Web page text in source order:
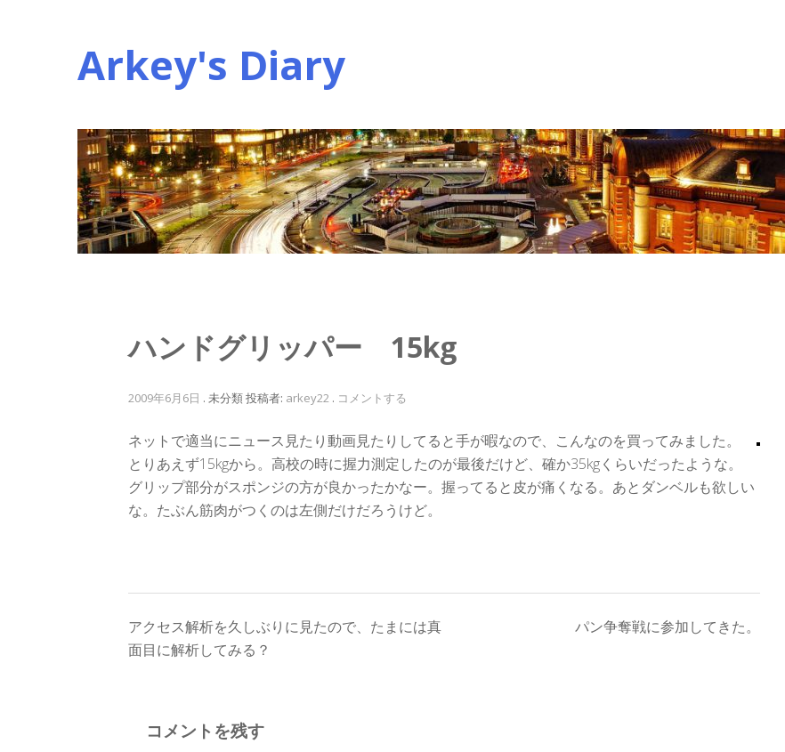
Arkey's Diary
ハンドグリッパー 15kg
2009年6月6日 . 未分類投稿者: arkey22 . コメントする
ネットで適当にニュース見たり動画見たりしてると手が暇なので、こんなのを買ってみました。
とりあえず15kgから。高校の時に握力測定したのが最後だけど、確か35kgくらいだったような。
グリップ部分がスポンジの方が良かったかなー。握ってると皮が痛くなる。あとダンベルも欲しい
な。たぶん筋肉がつくのは左側だけだろうけど。
投
稿
ビ
アクセス解析を久しぶりに見たので、たまには真
面目に解析してみる？
パン争奪戦に参加してきた。
コメントを残す